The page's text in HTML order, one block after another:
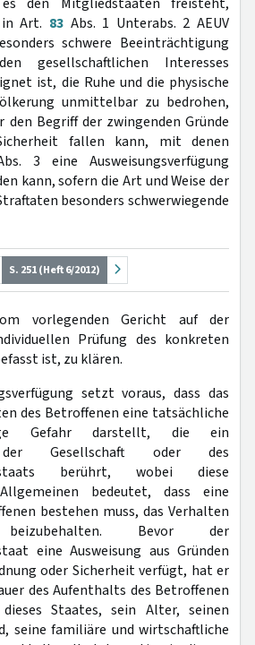
Art. 83 Abs. 1 Unterabs. 2 AEUV
schwere Beeinträchtigung
gesellschaftlichen Interesses
ist, die Ruhe und die physische
unmittelbar zu bedrohen,
Begriff der zwingenden Gründe
fallen kann, mit denen
3 eine Ausweisungsverfügung
kann, sofern die Art und Weise der
besonders schwerwiegende
S. 251 (Heft 6/2012)
vorlegenden Gericht auf der
Prüfung des konkreten
ist, zu klären.
setzt voraus, dass das
des Betroffenen eine tatsächliche
Gefahr darstellt, die ein
der Gesellschaft oder des
berührt, wobei diese
bedeutet, dass eine
bestehen muss, das Verhalten
Bevor der
eine Ausweisung aus Gründen
oder Sicherheit verfügt, hat er
des Aufenthalts des Betroffenen
Staates, sein Alter, seinen
seine familiäre und wirtschaftliche